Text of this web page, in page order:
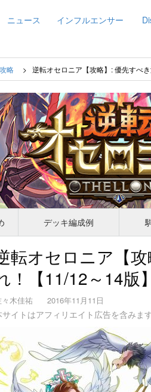
ニュース インフルエンサー
略 逆転オセロニア【攻略】: 優先すべ
デッキ編成例
転オセロニア【
！【11/12～14版】
木佳祐 2016年11月11日
サイトはアフィリエイト広告を含みます